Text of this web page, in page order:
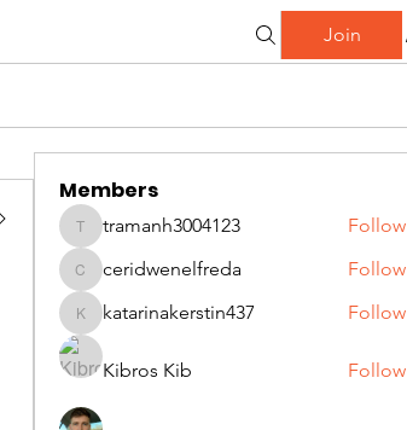
Join
Members
tramanh3004123
tramanh3004123 Follow
ceridwenelfreda
ceridwenelfreda Follow
katarinakerstin437
katarinakerstin437 Follow
Kibros Kib Follow